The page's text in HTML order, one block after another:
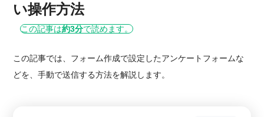
い操作方法
この記事は約3分で読めます。
この記事では、フォーム作成で設定したアンケートフォームな
どを、手動で送信する方法を解説します。